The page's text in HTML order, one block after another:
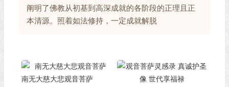
阐明了佛教从初基到高深成就的各阶段的正理且正
本清源。照着如法修持，一定成就解脱
南无大慈大悲观音菩萨